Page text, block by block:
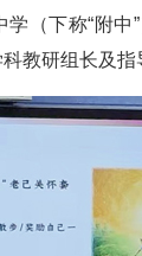
（下称“附
教研组长及